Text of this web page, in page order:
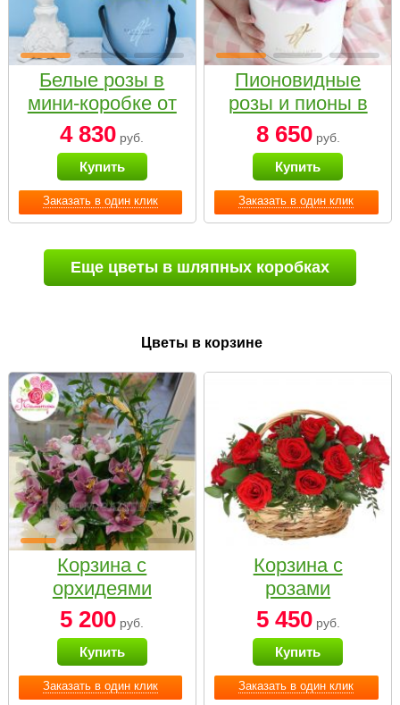
Заказать в один клик
Белые розы в
мини-коробке от
Bella Fiori
4 830 руб.
Купить
Заказать в один клик
Пионовидные
розы и пионы в
белой коробке
Small
8 650руб.
Купить
Еще цветы в шляпных коробках
Цветы в корзине
Заказать в один клик
Корзина с
орхидеями
малая
5 200 руб.
Купить
Заказать в один клик
Корзина с
розами
«Красный
Париж»
5 450руб.
Купить